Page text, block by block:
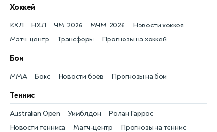
Хоккей
Новости хоккея
КХЛ
Матч-центр
НХЛ
Трансферы
ЧМ-2026
Прогнозы на хоккей
МЧМ-2026
Бои
Новости боёв
MMA Прогнозы на бои
Бокс
Теннис
Новости тенниса
Australian Open
Матч-центр
Уимблдон
Прогнозы на теннис
Ролан Гаррос